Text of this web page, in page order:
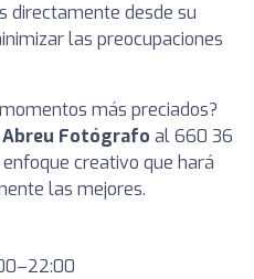
directamente desde su
las preocupaciones
más preciados?
Abreu Fotógrafo al 660 36
creativo que hará
las mejores.